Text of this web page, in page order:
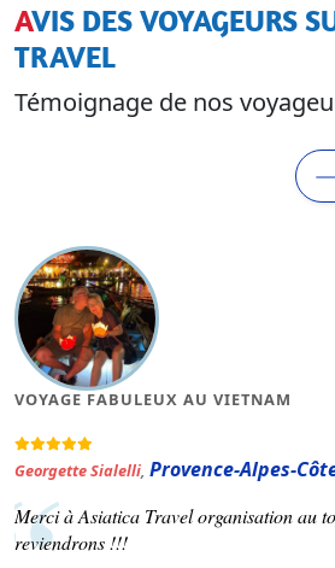
AVIS DES VOYAGEURS SUR ASIATICA
TRAVEL
Témoignage de nos
VOYAGE FABULEUX AU VIETNAM
Georgette Sialelli, Provence-Alpes-
Merci à Asiatica Travel organisation au
reviendrons !!!